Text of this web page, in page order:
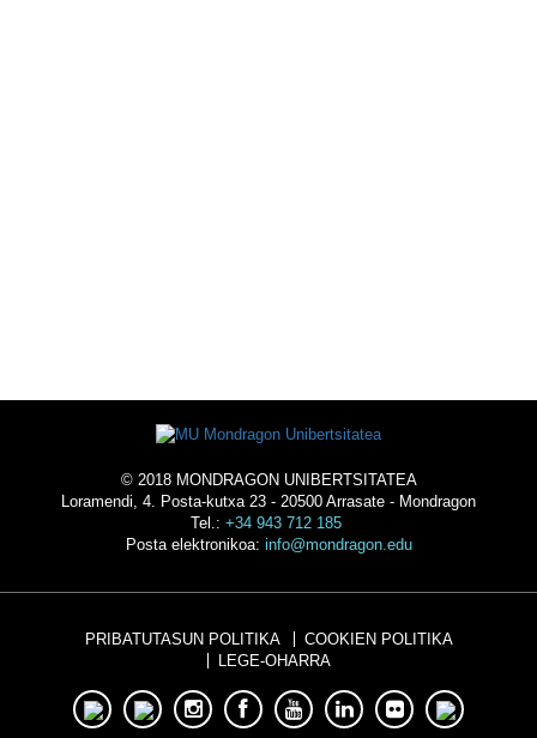
© 2018 MONDRAGON UNIBERTSITATEA
Loramendi, 4. Posta-kutxa 23 - 20500 Arrasate - Mondragon
Tel.: +34 943 712 185
Posta elektronikoa: info@mondragon.edu
PRIBATUTASUN POLITIKA
COOKIEN POLITIKA
LEGE-OHARRA